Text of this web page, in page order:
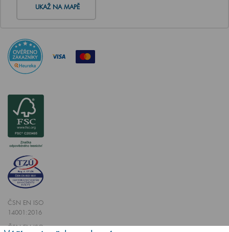
UKAŽ NA MAPĚ
ČSN EN ISO
14001:2016
ČSN EN ISO